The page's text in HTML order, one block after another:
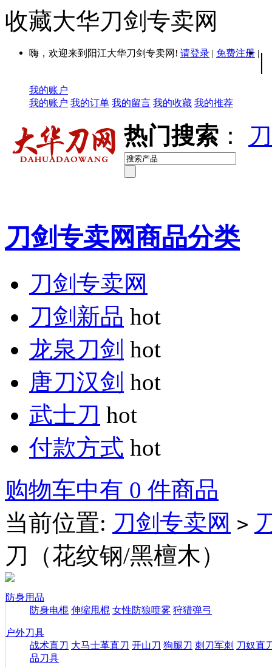
收藏大华刀剑专卖网
嗨，欢迎来到阳江大华刀剑专卖网! 请登录 | 免费注册 | |
我的账户
我的账户 我的订单 我的留言 我的收藏 我的推荐
热门搜索 ：
刀剑专卖网商品分类
刀剑专卖网
刀剑新品 hot
龙泉刀剑 hot
唐刀汉剑 hot
武士刀 hot
付款方式 hot
购物车中有 0 件商品
当前位置: 刀剑专卖网 >
刀（花纹钢/黑檀木）
防身用品
防身电棍 伸缩甩棍 女性防狼喷雾 狩猎弹弓
户外刀具
战术直刀 大马士革直刀 开山刀 狗腿刀 刺刀军刺 刀奴直
品刀具